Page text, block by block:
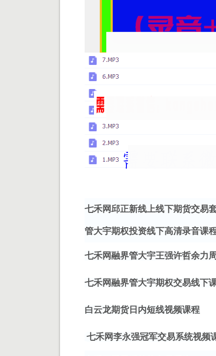
七禾网邱正新线上线下期货交易
管大宇期权投资线下高清录音课
七禾网融界管大宇王强许哲余力
七禾网融界管大宇期权交易线下
白云龙期货日内短线视频课程
七禾网李永强冠军交易系统视频